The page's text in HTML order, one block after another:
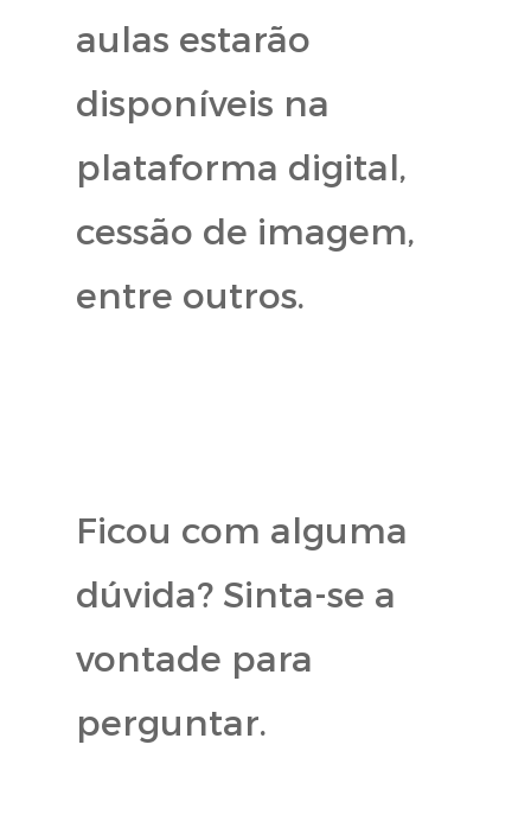
aulas estarão
disponíveis na
plataforma digital,
cessão de imagem,
entre outros.
Ficou com alguma
dúvida? Sinta-se a
vontade para
perguntar.